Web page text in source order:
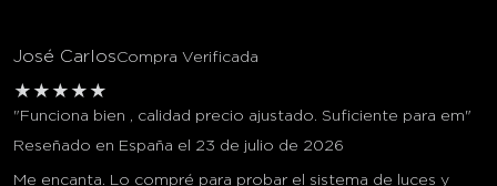
José CarlosCompra Verificada
★ ★ ★ ★ ★
"Funciona bien , calidad precio ajustado. Suficiente para em"
Reseñado en España el 23 de julio de 2026
Me encanta. Lo compré para probar el sistema de luces y